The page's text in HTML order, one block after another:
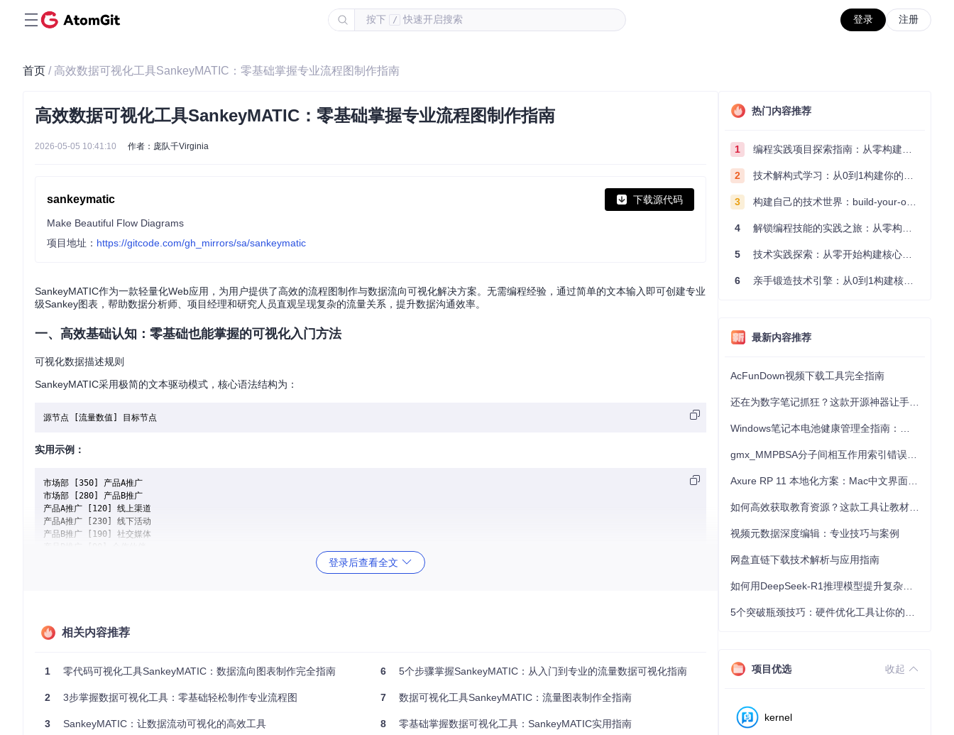
按下 / 快速开启搜索 登录 注册
首页 / 高效数据可视化工具SankeyMATIC：零基础掌握专业流程图制作指南
高效数据可视化工具SankeyMATIC：零基础掌握专业流程图制作指南
2026-05-05 10:41:10 作者：庞队千Virginia
sankeymatic 下载源代码
Make Beautiful Flow Diagrams
项目地址： https://gitcode.com/gh_mirrors/sa/sankeymatic
SankeyMATIC作为一款轻量化Web应用，为用户提供了高效的流程图制作与数据流向可视化解决方案。无需编程经验，通过简单的文本输入即可创建专业
级Sankey图表，帮助数据分析师、项目经理和研究人员直观呈现复杂的流量关系，提升数据沟通效率。
一、高效基础认知：零基础也能掌握的可视化入门方法
可视化数据描述规则
SankeyMATIC采用极简的文本驱动模式，核心语法结构为：
实用示例：
市场部 [350] 产品A推广
市场部 [280] 产品B推广
产品A推广 [120] 线上渠道
产品A推广 [230] 线下活动
产品B推广 [190] 社交媒体
界面熟悉：了解三大功能区域的布局与基础操作
二、高效核心功能：三大区域协同工作流
SankeyMATIC界面采用三栏式布局，各区域功能明确且协同工作：
登录后查看全文
相关内容推荐
1 零代码可视化工具SankeyMATIC：数据流向图表制作完全指南
2 3步掌握数据可视化工具：零基础轻松制作专业流程图
3 SankeyMATIC：让数据流动可视化的高效工具
6 5个步骤掌握SankeyMATIC：从入门到专业的流量数据可视化指南
7 数据可视化工具SankeyMATIC：流量图表制作全指南
8 零基础掌握数据可视化工具：SankeyMATIC实用指南
热门内容推荐
1 编程实践项目探索指南：从零构建技术能力体系
2 技术解构式学习：从0到1构建你的编程知识体系
3 构建自己的技术世界：build-your-own-x项目的实践探索指南
4 解锁编程技能的实践之旅：从零构建你的技术世界
5 技术实践探索：从零开始构建核心系统的实践指南
6 亲手锻造技术引擎：从0到1构建核心系统的实践指南
最新内容推荐
AcFunDown视频下载工具完全指南
视频元数据深度编辑：专业技巧与案例
网盘直链下载技术解析与应用指南
项目优选 收起
kernel